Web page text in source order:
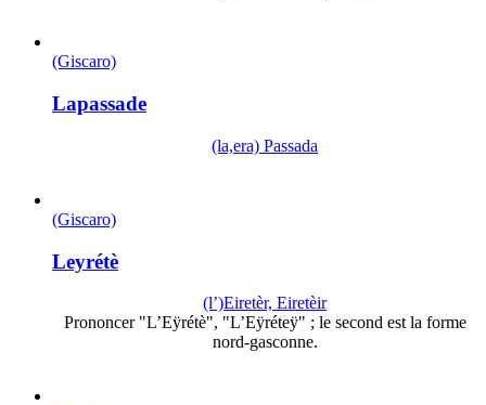
(Giscaro)
Lapassade
(la,era) Passada
(Giscaro)
Leyrétè
(l’)Eiretèr, Eiretèir
Prononcer "L’Eÿrétè", "L’Eÿréteÿ" ; le second est la forme
nord-gasconne.